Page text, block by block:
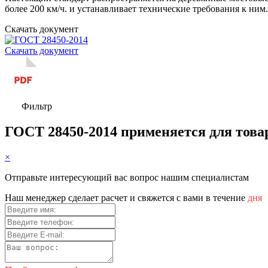
более 200 км/ч. и устанавливает технические требования к ним.
Скачать документ
Скачать документ
Фильтр
ГОСТ 28450-2014 применяется для
×
Отправьте интересующий вас вопрос нашим специалистам
Haш мeнeджep cдeлaeт pacчeт и cвяжeтcя c вaми в тeчeниe дня